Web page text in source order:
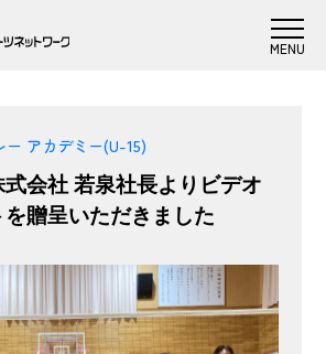
ー アカデミー(U-15)
会社 若泉社長よりビデオ
贈呈いただきました